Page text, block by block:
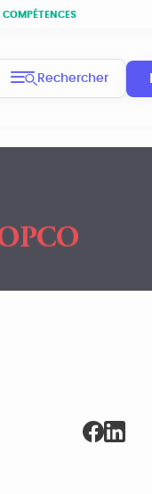
COMPÉTENCES
Rechercher